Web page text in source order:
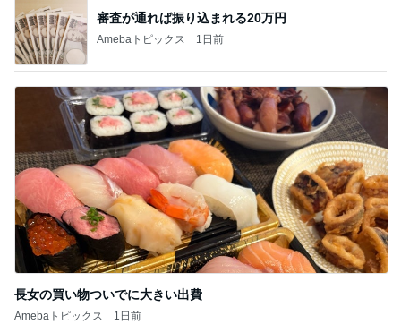
審査が通れば振り込まれる20万円
Amebaトピックス 1日前
長女の買い物ついでに大きい出費
Amebaトピックス 1日前